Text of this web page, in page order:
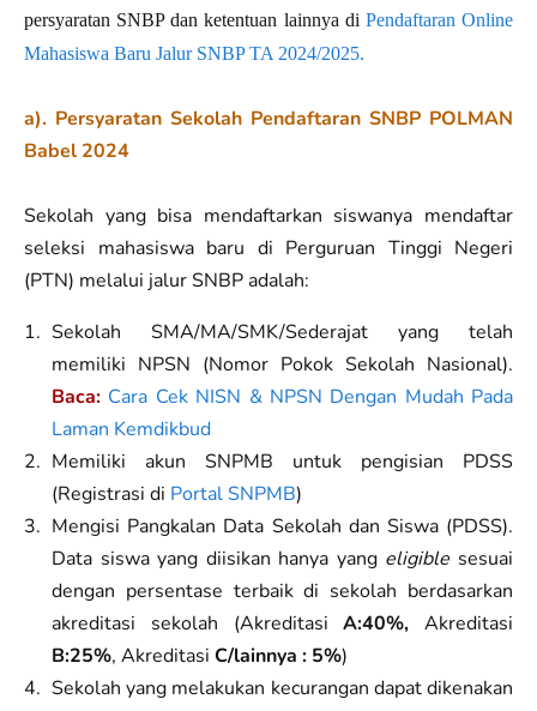
persyaratan SNBPdan ketentuan lainnya di Pendaftaran Online
Mahasiswa Baru Jalur SNBP TA 2024/2025.
a). Persyaratan Sekolah Pendaftaran SNBP POLMAN
Babel 2024
Sekolah yang bisa mendaftarkan siswanya mendaftar
seleksi mahasiswa baru di Perguruan Tinggi Negeri
(PTN) melalui jalur SNBP adalah:
Sekolah SMA/MA/SMK/Sederajat yang telah
memiliki NPSN (Nomor Pokok Sekolah Nasional).
Baca: Cara Cek NISN & NPSN Dengan Mudah Pada
Laman Kemdikbud
Memiliki akun SNPMB untuk pengisian PDSS
(Registrasi di Portal SNPMB)
Mengisi Pangkalan Data Sekolah dan Siswa (PDSS).
Data siswa yang diisikan hanya yang eligible sesuai
dengan persentase terbaik di sekolah berdasarkan
akreditasi sekolah (AkreditasiA:40%, Akreditasi
B:25%, Akreditasi C/lainnya : 5%)
Sekolah yang melakukan kecurangan dapat dikenakan